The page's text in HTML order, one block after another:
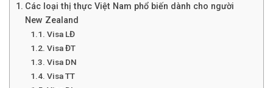
Các loại thị thực Việt Nam phổ biến dành cho người
New Zealand
Visa LĐ
Visa ĐT
Visa DN
Visa TT